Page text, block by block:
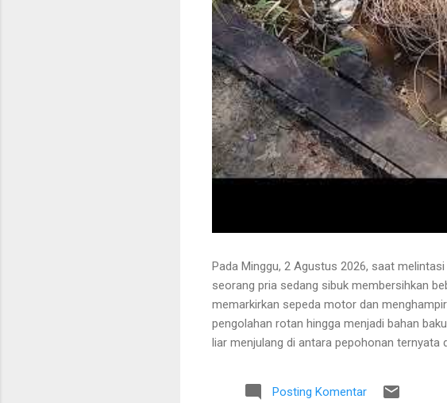
Pada Minggu, 2 Agustus 2026, saat
seorang pria sedang sibuk membersihkan
memarkirkan sepeda motor dan
pengolahan rotan hingga menjadi bahan
liar menjulang di antara pepohonan
Tanaman itu diperkirakan telah berusia
untuk ditarik dan dipanen. Menurutnya,
Posting Komentar